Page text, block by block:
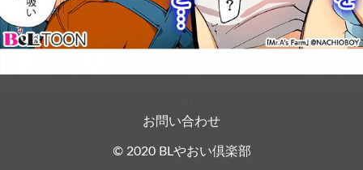
【PR】
お問い合わせ
© 2020 BLやおい倶楽部